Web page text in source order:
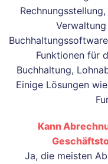
Funktionen für
Buchhaltung,
Einige Lösungen
Kann
Ja, die meisten